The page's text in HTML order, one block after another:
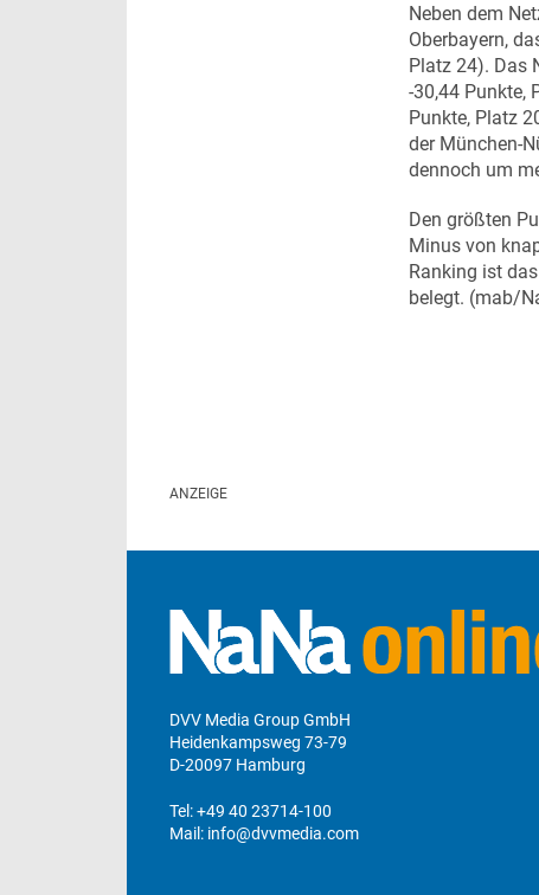
Neben dem
Oberbayern,
Platz 24). Das
-30,44 Punkte,
Punkte, Platz
der München-
dennoch um
Den größten
Minus von
Ranking ist
belegt. (mab/
DVV Media Group GmbH
Heidenkampsweg 73-79
D-20097 Hamburg
Tel:+49 40 23714-100
Mail: info@dvvmedia.com